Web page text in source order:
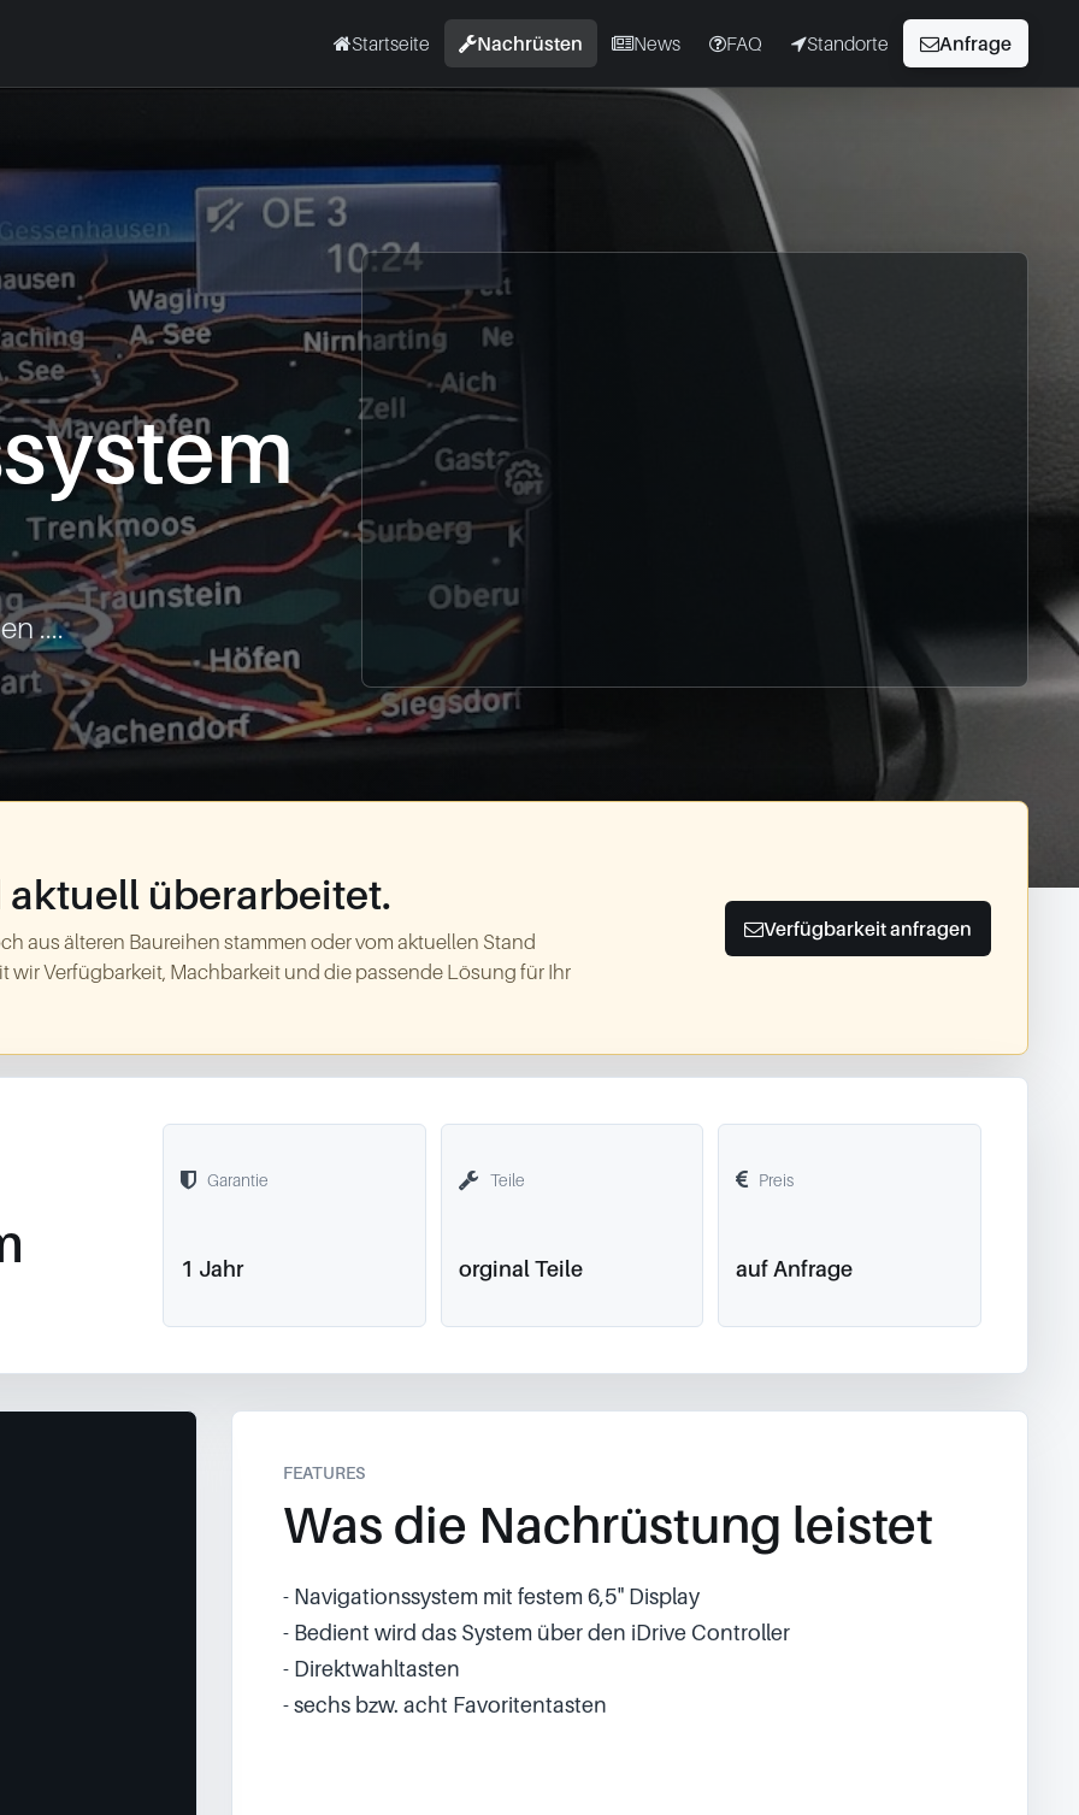
Startseite Nachrüsten News FAQ Standorte Anfrage
....
überarbeitet.
aus älteren Baureihen stammen oder vom aktuellen Stand
wir Verfügbarkeit, Machbarkeit und die passende Lösung für Ihr
Verfügbarkeit anfragen
Garantie
1 Jahr
Teile
orginal Teile
Preis
auf Anfrage
FEATURES
Was die Nachrüstung leistet
- Navigationssystem mit festem 6,5" Display
- Bedient wird das System über den iDrive Controller
- Direktwahltasten
- sechs bzw. acht Favoritentasten